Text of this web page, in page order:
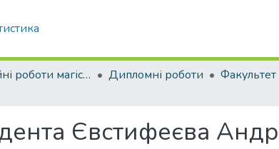
Атестаційні роботи магістрів Дипломні роботи
Євстифеєва